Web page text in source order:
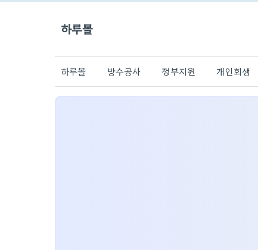
하루몰
하루몰 방수공사 정부지원 개인회생